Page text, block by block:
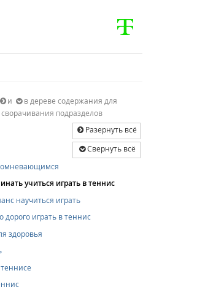
и
в дереве содержания для
подразделов
Разернуть всё
Свернуть всё
учиться играть в теннис
научиться играть
дорого играть в теннис
здоровья